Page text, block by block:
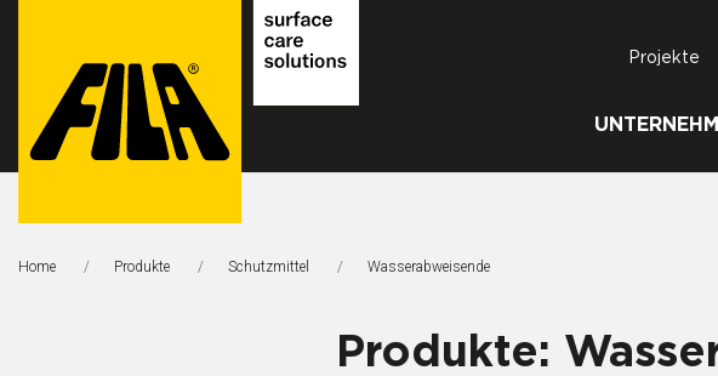
Solutions
Projekte
Home Produkte Schutzmittel Aktuelle Seite:
Wasserabweisende
Produkte: